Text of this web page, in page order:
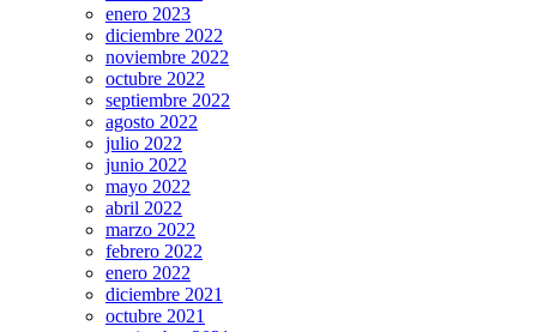
enero 2023
diciembre 2022
noviembre 2022
octubre 2022
septiembre 2022
agosto 2022
julio 2022
junio 2022
mayo 2022
abril 2022
marzo 2022
febrero 2022
enero 2022
diciembre 2021
octubre 2021